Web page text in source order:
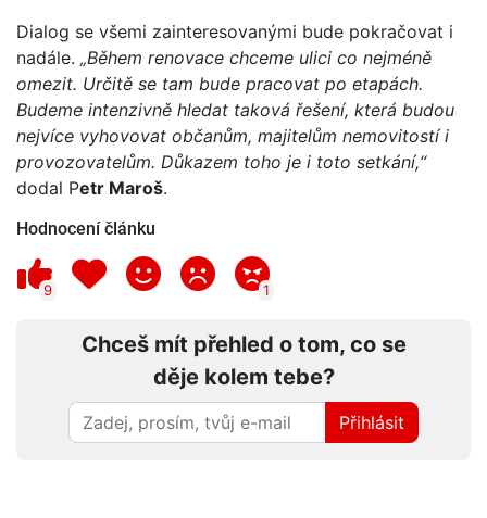
Dialog se všemi zainteresovanými bude pokračovat i
nadále. „Během renovace chceme ulici co nejméně
omezit. Určitě se tam bude pracovat po etapách.
Budeme intenzivně hledat taková řešení, která budou
nejvíce vyhovovat občanům, majitelům nemovitostí i
provozovatelům. Důkazem toho je i toto setkání,“
dodal Petr Maroš.
Hodnocení článku
9 1
Chceš mít přehled o tom, co se
děje kolem tebe?
Přihlásit